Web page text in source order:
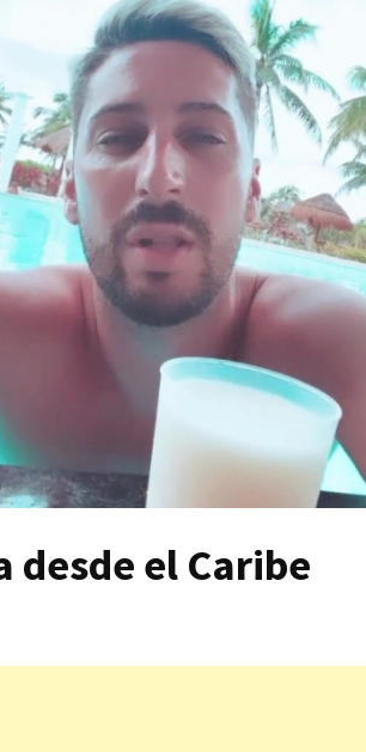
desde el Caribe